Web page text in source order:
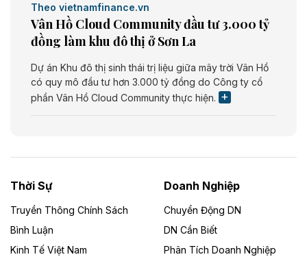
Theo vietnamfinance.vn
Vân Hồ Cloud Community đầu tư 3.000 tỷ
đồng làm khu đô thị ở Sơn La
Dự án Khu đô thị sinh thái trị liệu giữa mây trời Vân Hồ
có quy mô đầu tư hơn 3.000 tỷ đồng do Công ty cổ
phần Vân Hồ Cloud Community thực hiện.
Dự án Nhà máy xử lý rác và phát điện Bắc Giang do
Công ty TNHH Năng lượng môi trường Bắc Giang làm
Theo vietnamfinance.vn
Thời Sự
Truyền Thông Chính Sách
Bình Luận
Kinh Tế Việt Nam
Doanh Nghiệp
Chuyển Động DN
DN Cần Biết
Phân Tích Doanh Nghiệp